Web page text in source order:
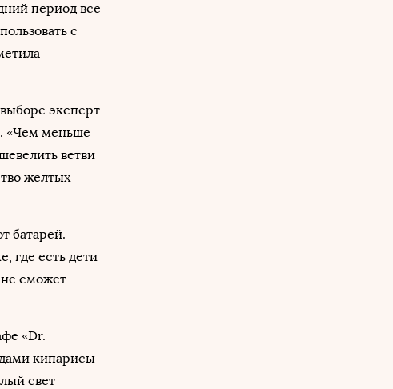
период все
с
эксперт
«Чем меньше
ветви
желтых
батарей.
где есть дети
не сможет
«Dr.
кипарисы
свет